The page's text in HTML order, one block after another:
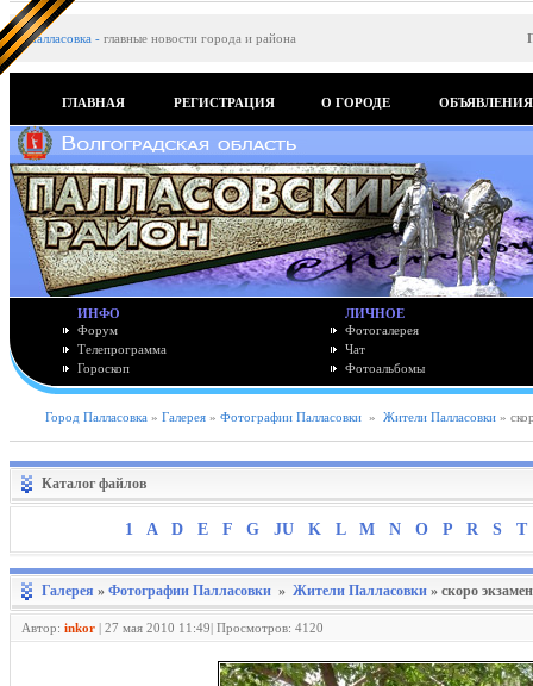
Палласовка - главные новости города и района
ГЛАВНАЯ РЕГИСТРАЦИЯ О ГОРОДЕ ОБЪЯВЛЕНИЯ
ИНФО
Форум
Телепрограмма
Гороскоп
ЛИЧНОЕ
Фотогалерея
Чат
Фотоальбомы
Город Палласовка » Галерея » Фотографии Палласовки » Жители Палласовки »
Каталог файлов
1 A D E F G JU K L M N O P R S T
Галерея » Фотографии Палласовки » Жители Палласовки » скоро
Автор: inkor | 27 мая 2010 11:49| Просмотров: 4120